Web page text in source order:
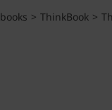
> ThinkBook >